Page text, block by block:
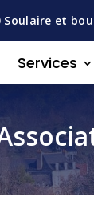
Soulaire et
Services